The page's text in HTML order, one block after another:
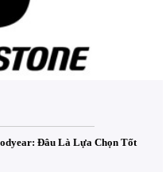
Đâu Là Lựa Chọn Tốt